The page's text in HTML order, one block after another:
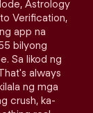
Astrology
Verification,
app na
bilyong
Sa likod ng
always
ng mga
crush, ka-